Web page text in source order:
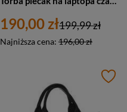
190,00 zł
Najniższa cena: 196,00 zł
199,99 zł